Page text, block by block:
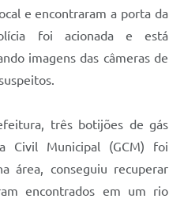
e encontraram a porta da
foi acionada e está
imagens das câmeras de
três botijões de gás
Civil Municipal (GCM) foi
área, conseguiu recuperar
encontrados em um rio